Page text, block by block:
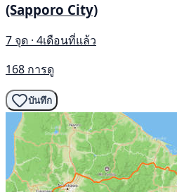
(Sapporo City)
7 จุด · 4เดือนที่แล้ว
168 การดู
บันทึก